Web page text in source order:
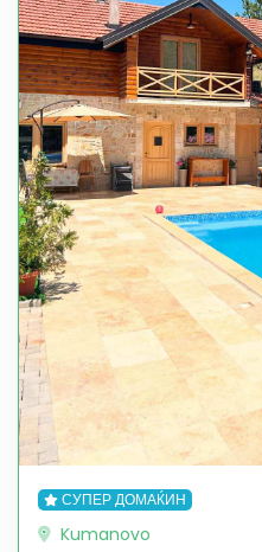
СУПЕР ДОМАЌИН
Kumanovo